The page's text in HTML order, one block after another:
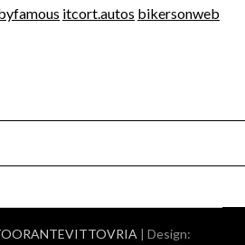
itcort.autos bikersonweb
| Design: